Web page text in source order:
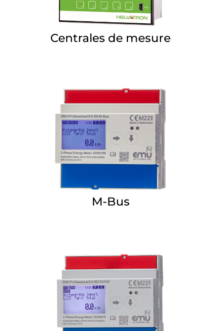
Centrales de mesure
M-Bus